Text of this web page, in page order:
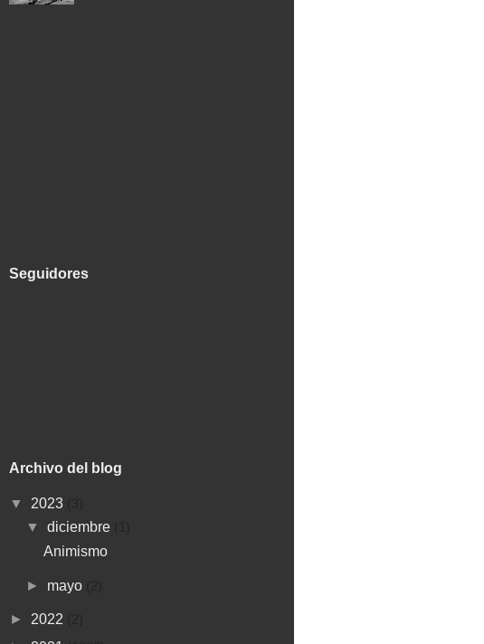
Seguidores
Archivo del blog
▼ 2023
▼ diciembre
Animismo
► mayo
► 2022